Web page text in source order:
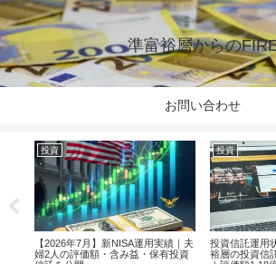
準富裕層からの
お問い合わせ
投資
【2026年7月】新NISA運用実績｜夫
婦2人の評価額・含み益・保有投資
投資
投資信託運用
裕層の投資信